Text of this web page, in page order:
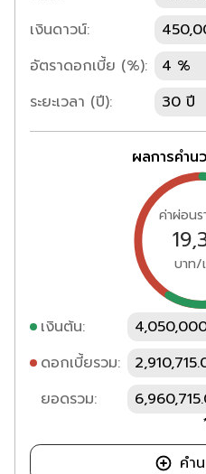
เงินดาวน์:
อัตราดอกเบี้ย (%):
4 %
ระยะเวลา (ปี):
30 ปี
ผลการคำ
ค่าผ่อนร
บาท/
เงินต้น:
ดอกเบี้ยรวม:
ยอดรวม:
คำ